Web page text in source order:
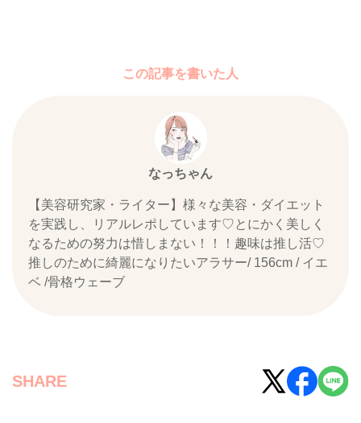
この記事を書いた人
なっちゃん
【美容研究家・ライター】様々な美容・ダイエット
を実践し、リアルレポしています♡とにかく美しく
なるための努力は惜しまない！！！趣味は推し活♡
推しのために綺麗になりたいアラサー/ 156cm / イエ
ベ /骨格ウェーブ
SHARE